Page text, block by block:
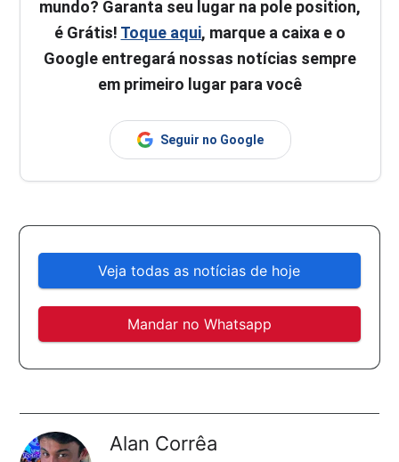
mundo? Garanta seu lugar na pole position,
é Grátis! Toque aqui, marque a caixa e o
Google entregará nossas notícias sempre
em primeiro lugar para você
Seguir no Google
Veja todas as notícias de hoje
Mandar no Whatsapp
Alan Corrêa